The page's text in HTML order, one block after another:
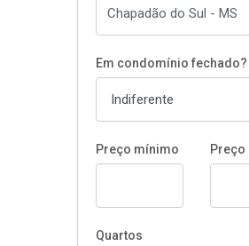
Em condomínio fechado?
Preço mínimo Preço
Quartos